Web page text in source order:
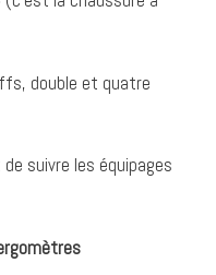
double et quatre
suivre les équipages